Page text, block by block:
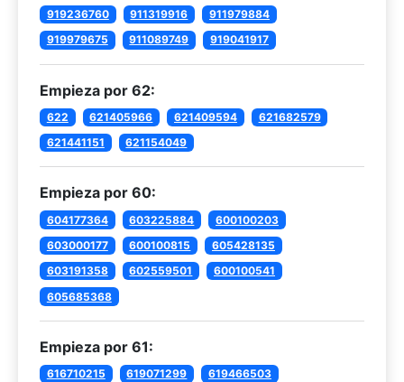
919236760
911319916
911979884
919979675
911089749 919041917
Empieza por 62:
622 621405966 621409594
621682579
621441151
621154049
Empieza por 60:
604177364 603225884
600100203
603000177
600100815
605428135
603191358
602559501
600100541
605685368
Empieza por 61:
616710215 619071299
619466503